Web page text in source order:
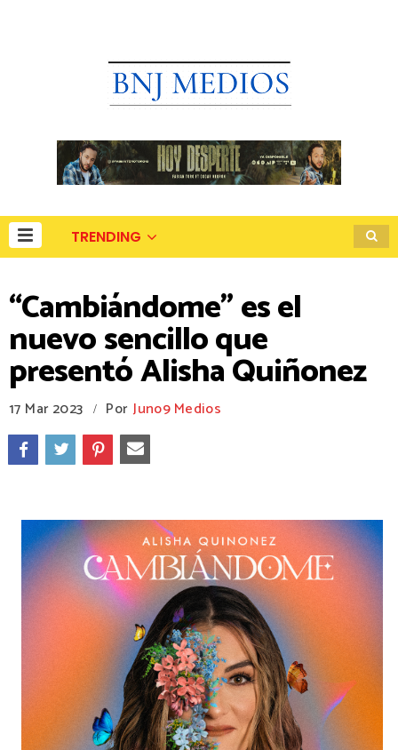
TRENDING
“Cambiándome” es el
nuevo sencillo que
presentó Alisha Quiñonez
17 Mar 2023 / Por Juno9 Medios